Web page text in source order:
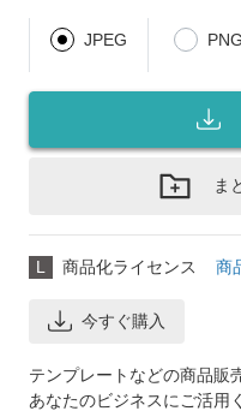
JPEG PNG
ま
L 商品化ライセンス 商
今すぐ購入
テンプレートなどの商品販
あなたのビジネスにご活用